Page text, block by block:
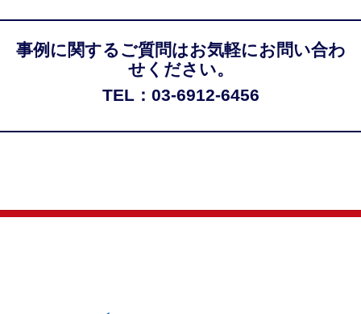
事例に関するご質問はお気軽にお問い合わ
せください。
TEL：03-6912-6456